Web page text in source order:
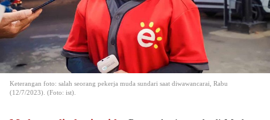
Keterangan foto: salah seorang pekerja muda sundari saat diwawancarai, Rabu
(12/7/2023). (Foto: ist).